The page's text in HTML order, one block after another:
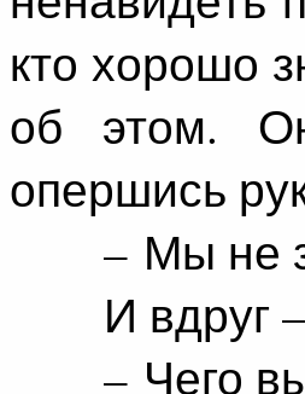
кто хорошо
об этом.
опершись
– Мы не
И вдруг –
– Чего вы